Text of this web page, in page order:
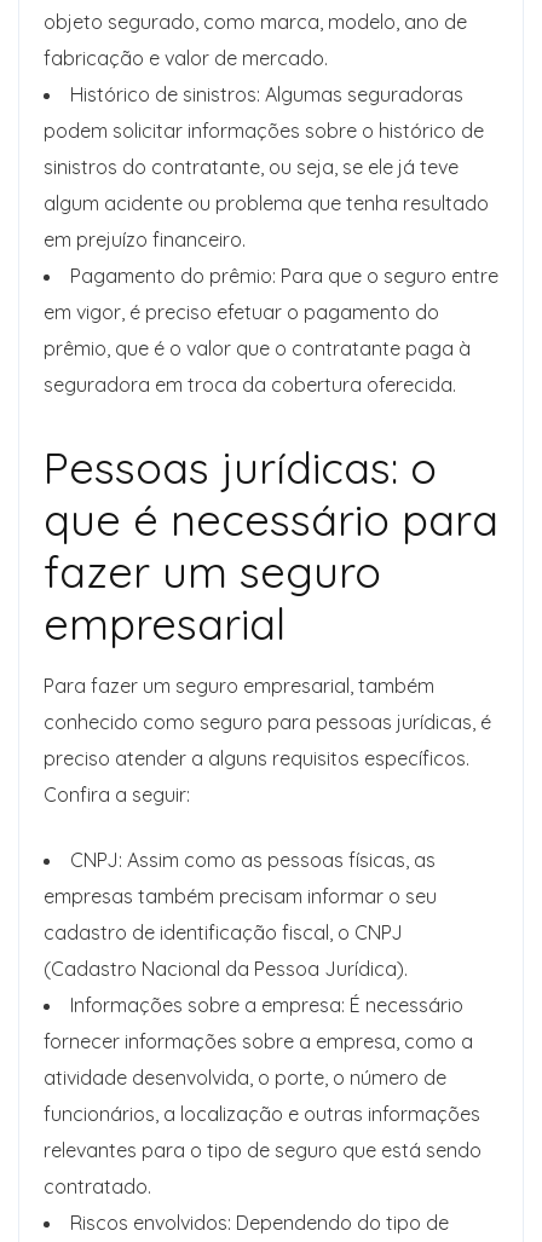
objeto segurado, como marca, modelo, ano de
fabricação e valor de mercado.
Histórico de sinistros: Algumas seguradoras
podem solicitar informações sobre o histórico de
sinistros do contratante, ou seja, se ele já teve
algum acidente ou problema que tenha resultado
em prejuízo financeiro.
Pagamento do prêmio: Para que o seguro entre
em vigor, é preciso efetuar o pagamento do
prêmio, que é o valor que o contratante paga à
seguradora em troca da cobertura oferecida.
Pessoas jurídicas: o
que é necessário para
fazer um seguro
empresarial
Para fazer um seguro empresarial, também
conhecido como seguro para pessoas jurídicas, é
preciso atender a alguns requisitos específicos.
Confira a seguir:
CNPJ: Assim como as pessoas físicas, as
empresas também precisam informar o seu
cadastro de identificação fiscal, o CNPJ
(Cadastro Nacional da Pessoa Jurídica).
Informações sobre a empresa: É necessário
fornecer informações sobre a empresa, como a
atividade desenvolvida, o porte, o número de
funcionários, a localização e outras informações
relevantes para o tipo de seguro que está sendo
contratado.
Riscos envolvidos: Dependendo do tipo de